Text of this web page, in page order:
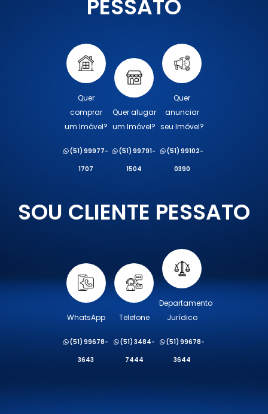
PESSATO
Quer
comprar
um Imóvel?
(51) 99977-
1707
Quer alugar
um Imóvel?
(51) 99791-
1504
Quer
anunciar
seu Imóvel?
(51) 99102-
0390
SOU CLIENTE PESSATO
WhatsApp
(51) 99678-
3643
Telefone
(51) 3484-
7444
Departamento
Jurídico
(51) 99678-
3644